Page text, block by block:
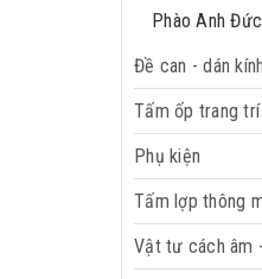
Phào Anh Đức
Đề can - dán kính
Tấm ốp trang trí
Phụ kiện
Tấm lợp thông
Vật tư cách âm